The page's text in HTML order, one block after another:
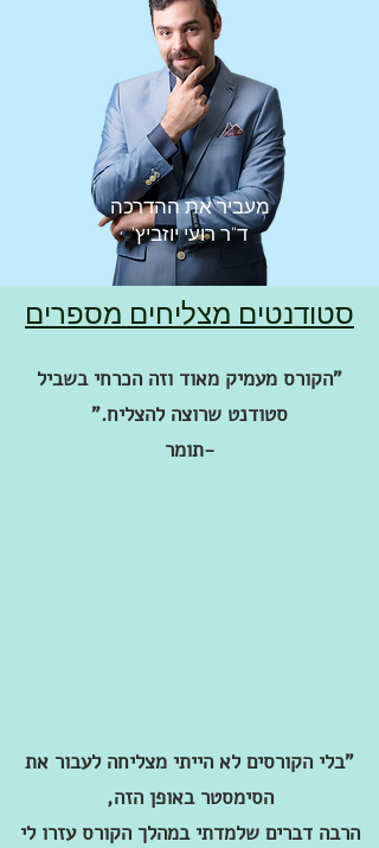
מעביר את ההדרכה
ד"ר רועי יוזביץ'
סטודנטים מצליחים מספרים
"הקורס מעמיק מאוד וזה הכרחי בשביל
סטודנט שרוצה להצליח."
-תומר
"בלי הקורסים לא הייתי מצליחה לעבור את
הסימסטר באופן הזה,
הרבה דברים שלמדתי במהלך הקורס עזרו לי